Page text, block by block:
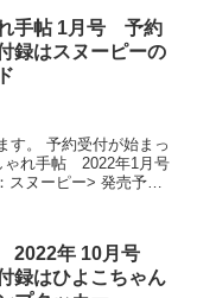
手帖 1月号 予約
録はスヌーピーの
す。 予約受付が始まっ
ゃれ手帖 2022年1月号
ヌーピー> 発売予定
2022年 10月号
録はひよこちゃん